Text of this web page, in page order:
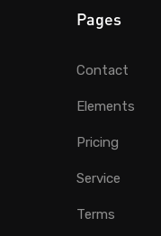
Pages
Contact
Elements
Pricing
Service
Terms